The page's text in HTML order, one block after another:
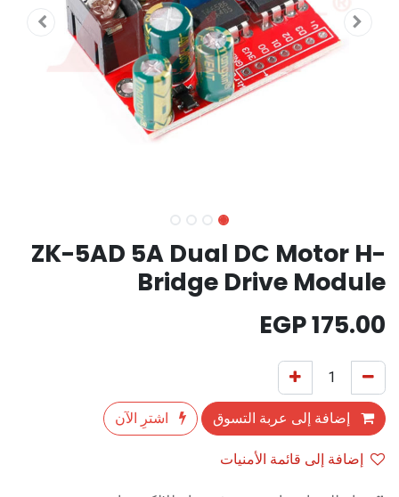
ZK-5AD 5A Dual DC Motor H-
Bridge Drive Module
175.00
إضافة إلى عربة التسوق
اشترِ الآن
إضافة إلى قائمة الأمنيات